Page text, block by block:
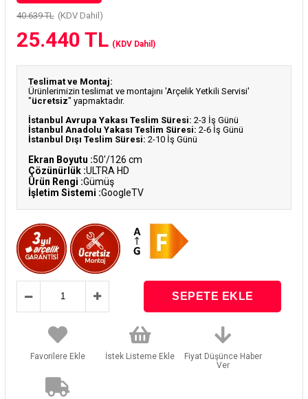
40.639 TL (KDV Dahil)
25.440 TL (KDV Dahil)
Teslimat ve Montaj:
Ürünlerimizin teslimat ve montajını 'Arçelik Yetkili Servisi'
"ücretsiz" yapmaktadır.
İstanbul Avrupa Yakası Teslim Süresi: 2-3 İş Günü
İstanbul Anadolu Yakası Teslim Süresi: 2-6 İş Günü
İstanbul Dışı Teslim Süresi: 2-10 İş Günü
Ekran Boyutu :50'/126 cm
Çözünürlük :ULTRA HD
Ürün Rengi :Gümüş
İşletim Sistemi :GoogleTV
Favorilere Ekle İstek Listeme Ekle
Fiyat Düşünce Haber
Ver